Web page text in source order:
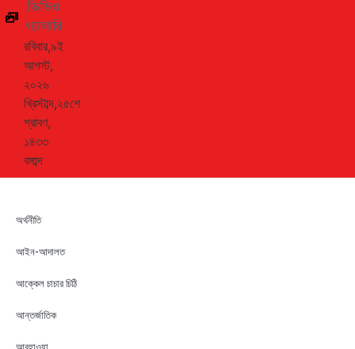
ভিডিও
গ্যালারি
রবিবার,৯ই
আগস্ট,
২০২৬
খ্রিস্টাব্দ,২৫শে
শ্রাবণ,
১৪৩৩
বঙ্গাব্দ
অর্থনীতি
আইন-আদালত
আক্কেল চাচার চিঠি
আন্তর্জাতিক